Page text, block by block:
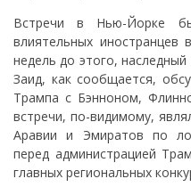
Встречи в Нью-Йорке
влиятельных
недель до этого,
Заид, как сообщается,
Трампа с Бэнноном,
встречи, по-видимому,
Аравии и Эмиратов по
перед администрацией
главных региональных